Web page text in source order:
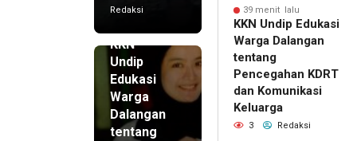
Redaksi
KKN
Undip
Edukasi
Warga
Dalangan
tentang
39 menit lalu
KKN Undip Edukasi
Warga Dalangan
tentang
Pencegahan KDRT
dan Komunikasi
Keluarga
3 Redaksi